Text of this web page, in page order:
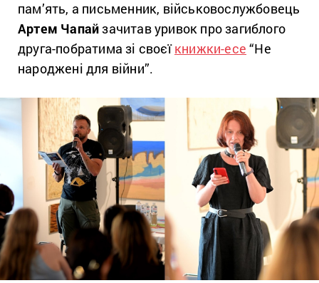
пам’ять, а письменник, військовослужбовець
Артем Чапайзачитав уривок про загиблого
друга-побратима зі своєїкнижки-есе “Не
народжені для війни”.